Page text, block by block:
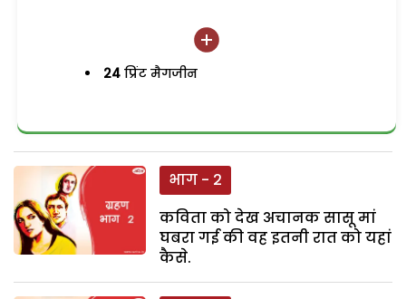
24 प्रिंट मैगजीन
भाग - 2
कविता को देख अचानक सासू मां
घबरा गई की वह इतनी रात को यहां
कैसे.